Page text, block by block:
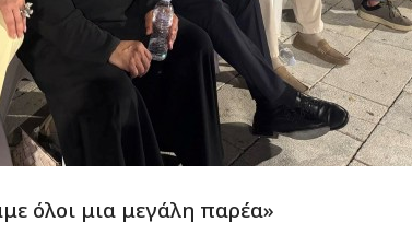
όλοι μια μεγάλη παρέα»